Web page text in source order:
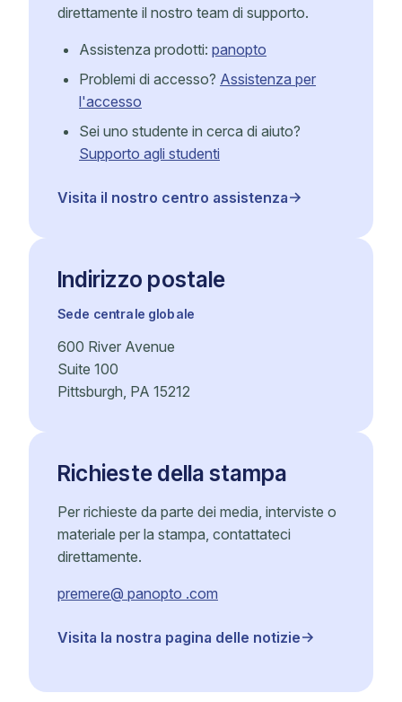
direttamente il nostro team di supporto.
Assistenza prodotti: panopto
Problemi di accesso? Assistenza per
l'accesso
Sei uno studente in cerca di aiuto?
Supporto agli studenti
Visita il nostro centro assistenza
Indirizzo postale
Sede centrale globale
600 River Avenue
Suite 100
Pittsburgh, PA 15212
Richieste della stampa
Per richieste da parte dei media, interviste o
materiale per la stampa, contattateci
direttamente.
premere@ panopto .com
Visita la nostra pagina delle notizie